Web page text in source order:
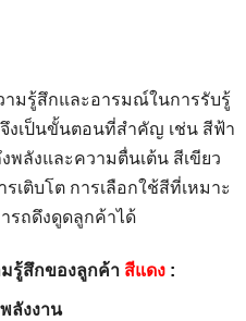
มรู้สึกและอารมณ์ในการรับรู้
งเป็นขั้นตอนที่สำคัญ เช่น สีฟ้า
พลังและความตื่นเต้น สีเขียว
เติบโต การเลือกใช้สีที่เหมาะ
รถดึงดูดลูกค้าได้
รู้สึกของลูกค้า สีแดง :
ลังงาน